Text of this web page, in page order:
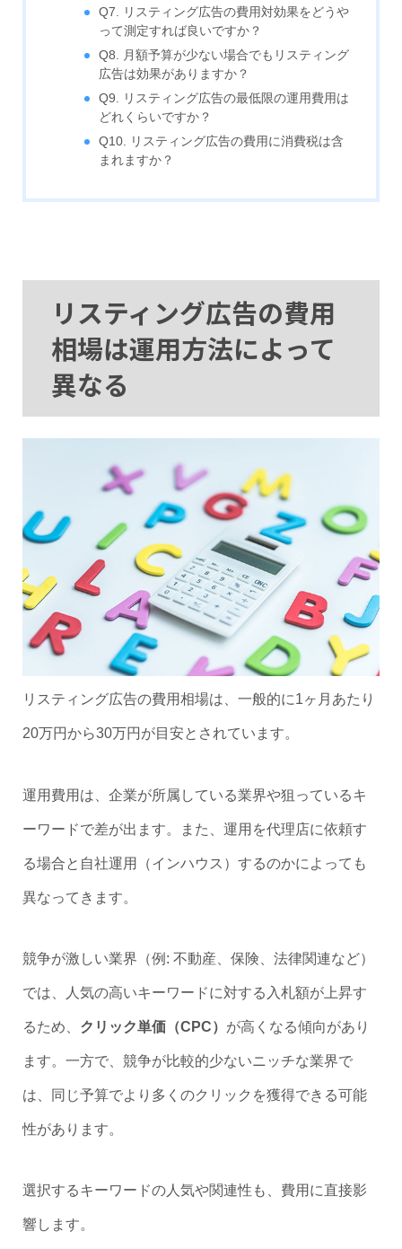
Q7. リスティング広告の費用対効果をどうや
って測定すれば良いですか？
Q8. 月額予算が少ない場合でもリスティング
広告は効果がありますか？
Q9. リスティング広告の最低限の運用費用は
どれくらいですか？
Q10. リスティング広告の費用に消費税は含
まれますか？
リスティング広告の費用
相場は運用方法によって
異なる
リスティング広告の費用相場は、一般的に1ヶ月あたり
20万円から30万円が目安とされています。
運用費用は、企業が所属している業界や狙っているキ
ーワードで差が出ます。また、運用を代理店に依頼す
る場合と自社運用（インハウス）するのかによっても
異なってきます。
競争が激しい業界（例: 不動産、保険、法律関連など）
では、人気の高いキーワードに対する入札額が上昇す
るため、 クリック単価（CPC） が高くなる傾向があり
ます。一方で、競争が比較的少ないニッチな業界で
は、同じ予算でより多くのクリックを獲得できる可能
性があります。
選択するキーワードの人気や関連性も、費用に直接影
響します。